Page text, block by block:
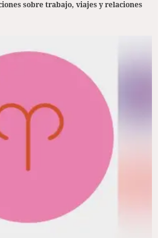
sobre trabajo, viajes y relaciones